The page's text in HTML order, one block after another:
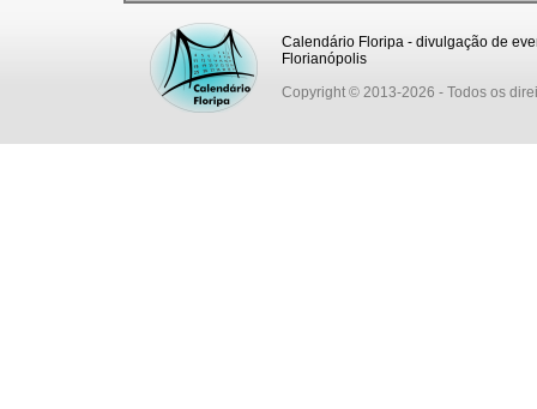
Calendário Floripa - divulgação de
Florianópolis
Copyright © 2013-2026 - Todos os